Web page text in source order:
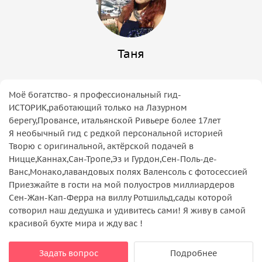
Таня
Моё богатство- я профессиональный гид-
ИСТОРИК,работающий только на Лазурном
берегу,Провансе, итальянской Ривьере более 17лет
Я необычный гид с редкой персональной историей
Творю с оригинальной, актёрской подачей в
Ницце,Каннах,Сан-Тропе,Эз и Гурдон,Сен-Поль-де-
Ванс,Монако,лавандовых полях Валенсоль с фотосессией
Приезжайте в гости на мой полуостров миллиардеров
Сен-Жан-Кап-Ферра на виллу Ротшильд,сады которой
сотворил наш дедушка и удивитесь сами! Я живу в самой
красивой бухте мира и жду вас !
Задать вопрос Подробнее